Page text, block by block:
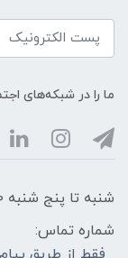
ما را در شبکه‌های
شنبه تا پنج شنبه 9:00 الی 19:00
شماره تماس: